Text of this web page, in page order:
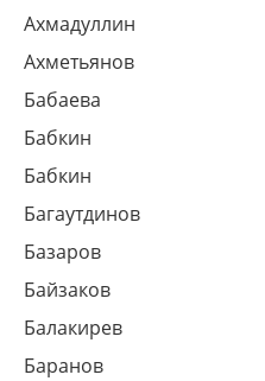
Ахмадуллин
Ахметьянов
Бабаева
Бабкин
Бабкин
Багаутдинов
Базаров
Байзаков
Балакирев
Баранов